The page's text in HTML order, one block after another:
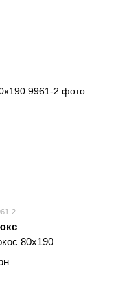
2
80x190